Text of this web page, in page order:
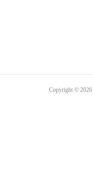
Copyright © 2026